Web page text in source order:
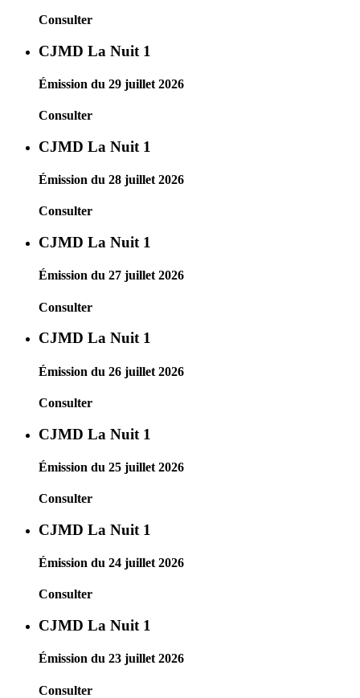
Consulter
CJMD La Nuit 1
Émission du 29 juillet 2026
Consulter
CJMD La Nuit 1
Émission du 28 juillet 2026
Consulter
CJMD La Nuit 1
Émission du 27 juillet 2026
Consulter
CJMD La Nuit 1
Émission du 26 juillet 2026
Consulter
CJMD La Nuit 1
Émission du 25 juillet 2026
Consulter
CJMD La Nuit 1
Émission du 24 juillet 2026
Consulter
CJMD La Nuit 1
Émission du 23 juillet 2026
Consulter